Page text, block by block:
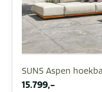
SUNS Aspen
15.799,-